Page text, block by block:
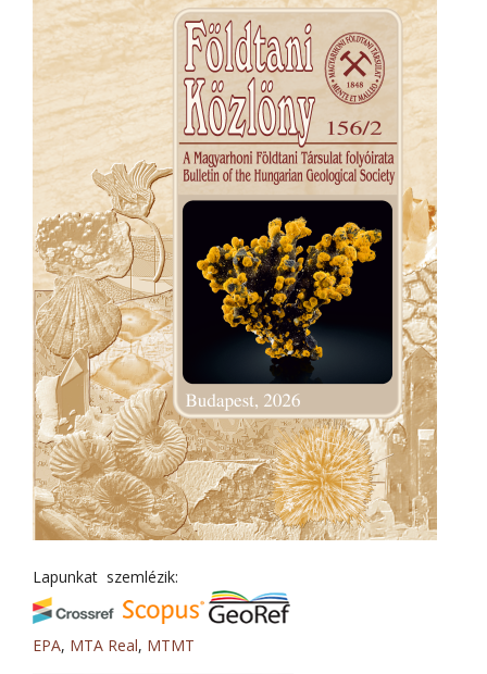
Lapunkat szemlézik:
EPA, MTA Real, MTMT